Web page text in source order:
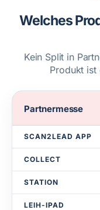
Welches
Kein Split in
Produkt ist
Partnermesse
SCAN2LEAD APP
COLLECT
STATION
LEIH-IPAD